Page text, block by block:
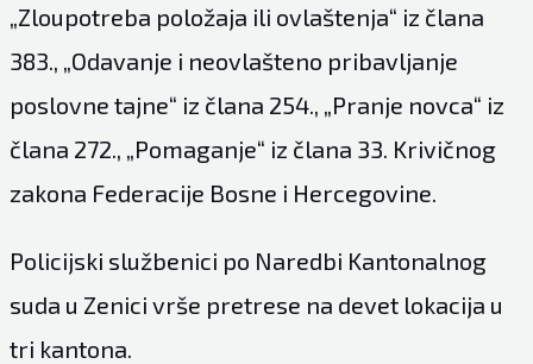
„Zloupotreba položaja ili ovlaštenja“ iz člana
383., „Odavanje i neovlašteno pribavljanje
poslovne tajne“ iz člana 254., „Pranje novca“ iz
člana 272., „Pomaganje“ iz člana 33. Krivičnog
zakona Federacije Bosne i Hercegovine.
Policijski službenici po Naredbi Kantonalnog
suda u Zenici vrše pretrese na devet lokacija u
tri kantona.